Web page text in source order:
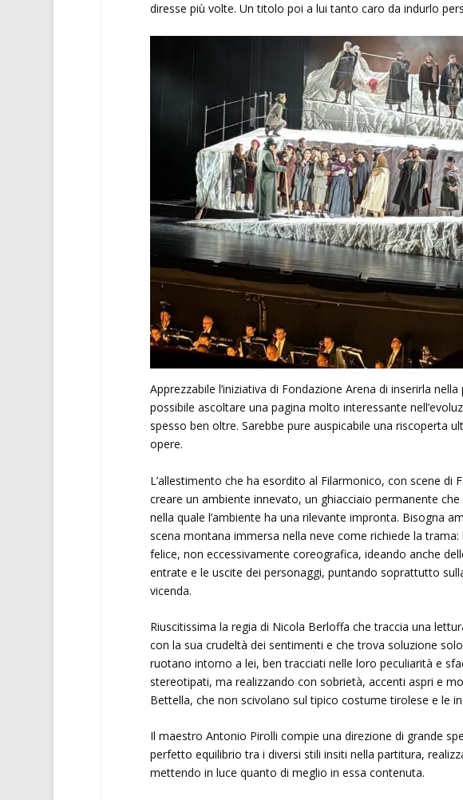
diresse più volte. Un titolo poi a lui tanto caro da indurlo
Apprezzabile l’iniziativa di Fondazione Arena di inserirla
possibile ascoltare una pagina molto interessante
spesso ben oltre. Sarebbe pure auspicabile una riscoperta
opere.
L’allestimento che ha esordito al Filarmonico, con scene di
creare un ambiente innevato, un ghiacciaio permanente
nella quale l’ambiente ha una rilevante impronta. Bisogna
scena montana immersa nella neve come richiede la
felice, non eccessivamente coreografica, ideando anche
entrate e le uscite dei personaggi, puntando soprattutto
vicenda.
Riuscitissima la regia di Nicola Berloffa che traccia una
con la sua crudeltà dei sentimenti e che trova soluzione
ruotano intorno a lei, ben tracciati nelle loro peculiarità e
stereotipati, ma realizzando con sobrietà, accenti aspri e
Bettella, che non scivolano sul tipico costume tirolese e le
Il maestro Antonio Pirolli compie una direzione di grande
perfetto equilibrio tra i diversi stili insiti nella partitura,
mettendo in luce quanto di meglio in essa contenuta.